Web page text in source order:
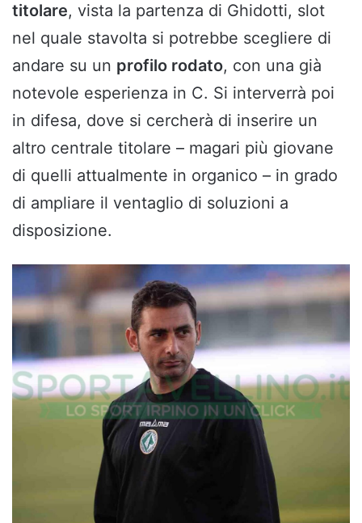
titolare, vista la partenza di Ghidotti, slot
nel quale stavolta si potrebbe scegliere di
andare su un profilo rodato, con una già
notevole esperienza in C. Si interverrà poi
in difesa, dove si cercherà di inserire un
altro centrale titolare – magari più giovane
di quelli attualmente in organico – in grado
di ampliare il ventaglio di soluzioni a
disposizione.